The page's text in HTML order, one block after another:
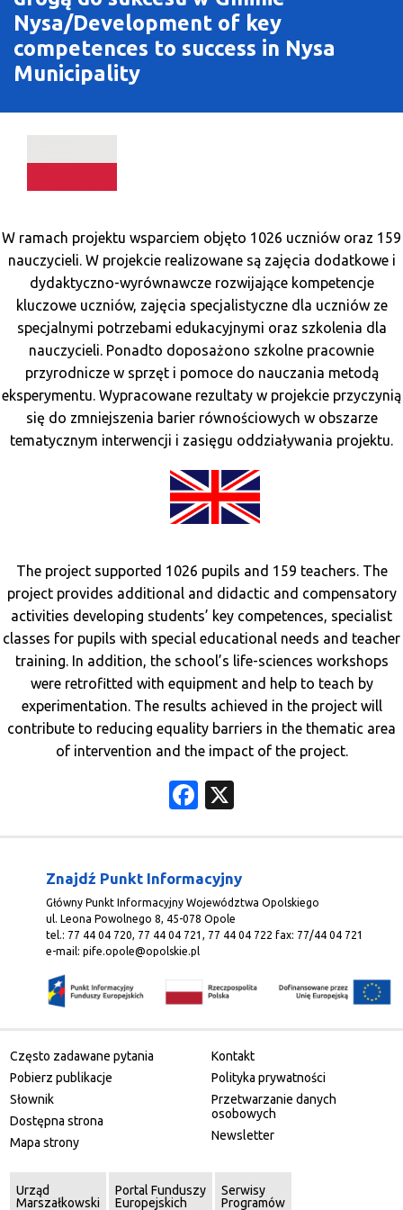
O Programie
Wiadomości
Nysa/Development of key
competences to success in Nysa
Municipality
W ramach projektu wsparciem objęto 1026 uczniów oraz 159
nauczycieli. W projekcie realizowane są zajęcia dodatkowe i
dydaktyczno-wyrównawcze rozwijające kompetencje
kluczowe uczniów, zajęcia specjalistyczne dla uczniów ze
specjalnymi potrzebami edukacyjnymi oraz szkolenia dla
nauczycieli. Ponadto doposażono szkolne pracownie
przyrodnicze w sprzęt i pomoce do nauczania metodą
eksperymentu. Wypracowane rezultaty w projekcie przyczynią
się do zmniejszenia barier równościowych w obszarze
tematycznym interwencji i zasięgu oddziaływania projektu.
The project supported 1026 pupils and 159 teachers. The
project provides additional and didactic and compensatory
activities developing students’ key competences, specialist
classes for pupils with special educational needs and teacher
training. In addition, the school’s life-sciences workshops
were retrofitted with equipment and help to teach by
experimentation. The results achieved in the project will
contribute to reducing equality barriers in the thematic area
of intervention and the impact of the project.
Facebook
Znajdź Punkt Informacyjny
Główny Punkt Informacyjny Województwa Opolskiego
ul. Leona Powolnego 8, 45-078 Opole
tel.: 77 44 04 720, 77 44 04 721, 77 44 04 722 fax: 77/44 04 721
e-mail:pife.opole@opolskie.pl
Często zadawane pytania
Pobierz publikacje
Słownik
Dostępna strona
Mapa strony
Kontakt
Polityka prywatności
Przetwarzanie danych
osobowych
Newsletter
Urząd
Marszałkowski
Portal Funduszy
Europejskich
Serwisy
Programów